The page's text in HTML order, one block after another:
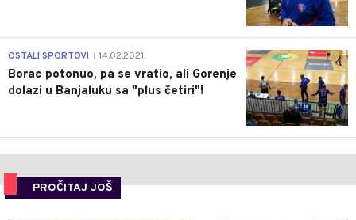
3
OSTALI SPORTOVI 14.02.2021.
Borac potonuo, pa se vratio, ali Gorenje
dolazi u Banjaluku sa "plus četiri"!
PROČITAJ JOŠ